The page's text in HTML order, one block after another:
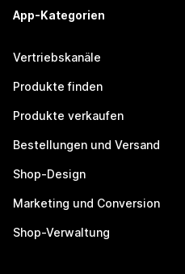
App-Kategorien
Vertriebskanäle
Produkte finden
Produkte verkaufen
Bestellungen und Versand
Shop-Design
Marketing und Conversion
Shop-Verwaltung